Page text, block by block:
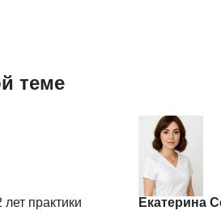
теме
лет практики Екатерина